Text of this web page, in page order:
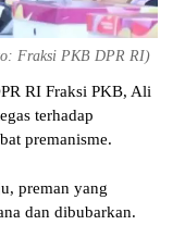
Fraksi PKB DPR RI)
RI Fraksi PKB, Ali
terhadap
premanisme.
preman yang
dan dibubarkan.